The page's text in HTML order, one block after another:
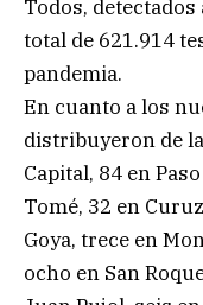
Todos,
total de 621.914
pandemia.
En cuanto a los
distribuyeron de
Capital, 84 en
Tomé, 32 en
Goya, trece en
ocho en San